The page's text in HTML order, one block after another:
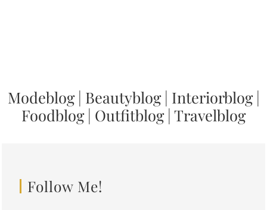
Modeblog| Beautyblog| Interiorblog|
Foodblog| Outfitblog| Travelblog
Follow Me!